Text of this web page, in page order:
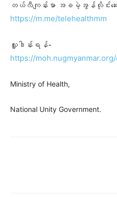
တယ်လီကျန်းမာ အခမဲ့အွန်လိုင်းဆေး
https://m.me/telehealthmm
လှူဒါန်းရန်-
https://
Ministry of Health,
National Unity Government.